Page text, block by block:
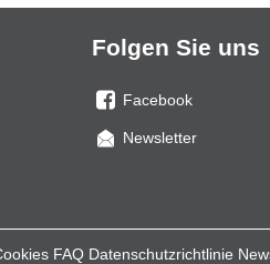
Folgen Sie uns
Sie
uns
Facebook
Newsletter
FAQ Datenschutzrichtlinie